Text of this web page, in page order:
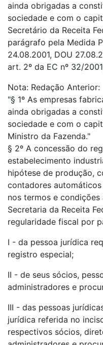
ainda obrigadas a
sociedade e com o
Secretário da Receita
parágrafo pela Medida
24.08.2001, DOU
art. 2º da EC nº 32/
Nota: Redação Anterior:
"§ 1º As empresas
ainda obrigadas a
sociedade e com o
Ministro da Fazenda."
§ 2º A concessão do
estabelecimento
hipótese de produção,
contadores
nos termos e
Secretaria da Receita
regularidade fiscal por
I - da pessoa jurídica
registro especial;
II - de seus sócios,
administradores e
III - das pessoas
jurídica referida no
respectivos sócios,